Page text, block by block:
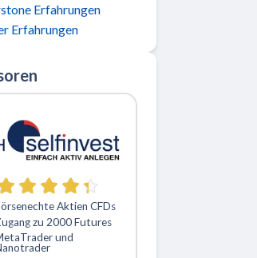
Erfahrungen
Erfahrungen
Aktien CFDs
zu 2000 Futures
und